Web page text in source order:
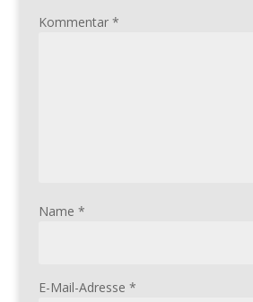
Kommentar *
Name *
E-Mail-Adresse *